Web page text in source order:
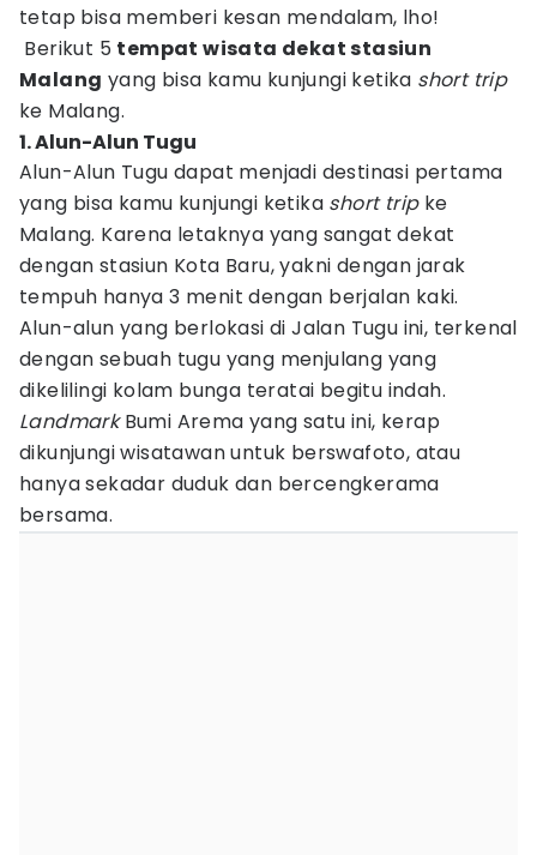
tetap bisa memberi kesan mendalam, lho!
Berikut 5 tempat wisata dekat stasiun
Malang yang bisa kamu kunjungi ketika short trip
ke Malang.
1. Alun-Alun Tugu
Alun-Alun Tugu dapat menjadi destinasi pertama
yang bisa kamu kunjungi ketika short tripke
Malang. Karena letaknya yang sangat dekat
dengan stasiun Kota Baru, yakni dengan jarak
tempuh hanya 3 menit dengan berjalan kaki.
Alun-alun yang berlokasi di Jalan Tugu ini, terkenal
dengan sebuah tugu yang menjulang yang
dikelilingi kolam bunga teratai begitu indah.
LandmarkBumi Arema yang satu ini, kerap
dikunjungi wisatawan untuk berswafoto, atau
hanya sekadar duduk dan bercengkerama
bersama.